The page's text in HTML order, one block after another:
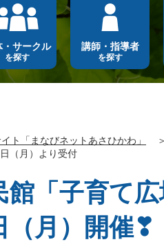
・サークル
を探す
講師・指導者
を探す
ト「まなびネットあさひかわ」 ＞
（月）より受付
館「子育て
（月）開催